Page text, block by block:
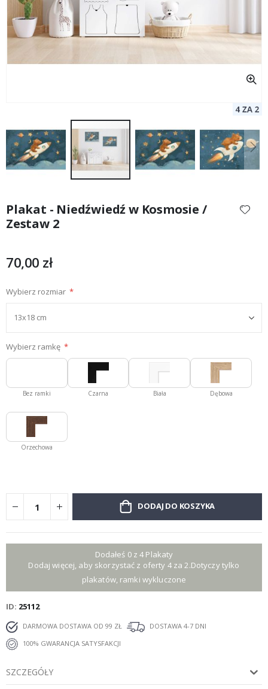
początek
galerii
Plakat - Niedźwiedź w Kosmosie /
Zestaw 2
70,00 zł
Wybierz rozmiar
Wybierz ramkę
Bez ramki Czarna Biała Dębowa
Orzechowa
DODAJ DO KOSZYKA
Dodałeś 0 z 4 Plakaty
Dodaj więcej, aby skorzystać z oferty 4 za 2.Dotyczy tylko
plakatów, ramki wykluczone
ID 25112
DARMOWA DOSTAWA OD 99 ZŁ
DOSTAWA 4-7 DNI
100% GWARANCJA SATYSFAKCJI
SZCZEGÓŁY